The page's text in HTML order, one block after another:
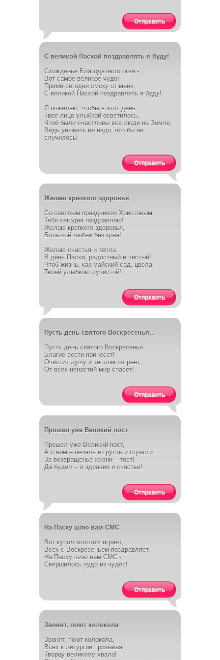
Отправить
С великой Пасхой поздравлять я буду!
Схожденье Благодатного огня -
Вот самое великое чудо!
Прими сегодня смску от меня,
С великой Пасхой поздравлять я буду!
Я пожелаю, чтобы в этот день,
Твое лицо улыбкой осветилось,
Чтоб были счастливы все люди на Земле,
Ведь унывать не надо, что бы не
случилось!
Отправить
Желаю крепкого здоровья
Со светлым праздником Христовым
Тебя сегодня поздравляю!
Желаю крепкого здоровья,
Большой любви без края!
Желаю счастья и тепла
В день Пасхи, радостный и чистый!
Чтоб жизнь, как майский сад, цвела
Твоей улыбкою лучистой!
Отправить
Пусть день святого Воскресенья...
Пусть день святого Воскресенья
Благие вести принесет!
Очистит душу и теплом согреет,
От всех ненастий мир спасет!
Отправить
Прошел уже Великий пост
Прошел уже Великий пост,
А с ним – печаль и грусть и страсти…
За возвращенье жизни – тост!
Да будем – в здравии и счастье!
Отправить
На Пасху шлю вам СМС
Вот купол золотом играет,
Всех с Воскресеньем поздравляет.
На Пасху шлю вам СМС -
Свершилось чудо из чудес!
Отправить
Звонят, поют колокола
Звонят, поют колокола,
Всех к литургии призывая.
Творцу великому хвала!